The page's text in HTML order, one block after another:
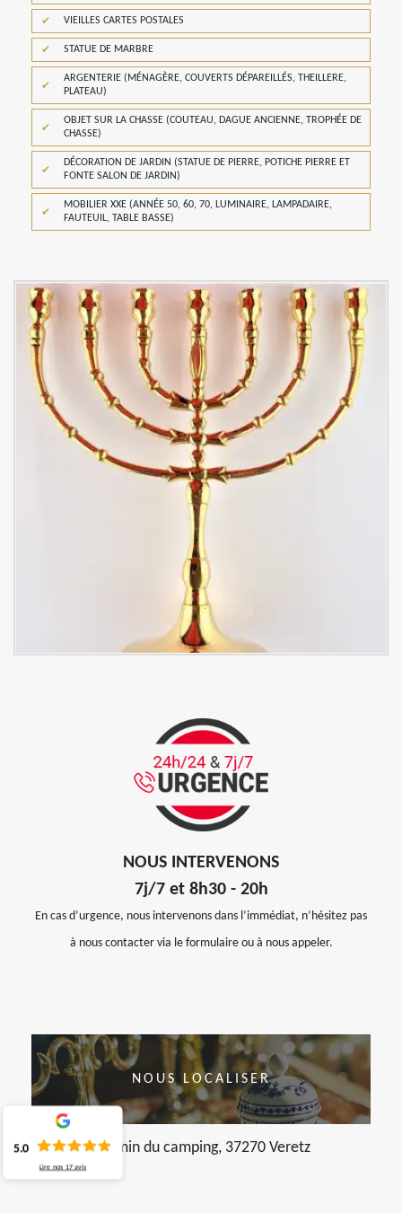
VIEILLES CARTES POSTALES
STATUE DE MARBRE
ARGENTERIE (MÉNAGÈRE, COUVERTS DÉPAREILLÉS, THEILLERE,
PLATEAU)
OBJET SUR LA CHASSE (COUTEAU, DAGUE ANCIENNE, TROPHÉE DE
CHASSE)
DÉCORATION DE JARDIN (STATUE DE PIERRE, POTICHE PIERRE ET
FONTE SALON DE JARDIN)
MOBILIER XXE (ANNÉE 50, 60, 70, LUMINAIRE, LAMPADAIRE,
FAUTEUIL, TABLE BASSE)
NOUS INTERVENONS
7j/7 et 8h30 - 20h
En cas d’urgence, nous intervenons dans l’immédiat, n’hésitez pas
à nous contacter via le formulaire ou à nous appeler.
NOUS LOCALISER
chemin du camping, 37270 Veretz
5.0
Lire nos 17 avis